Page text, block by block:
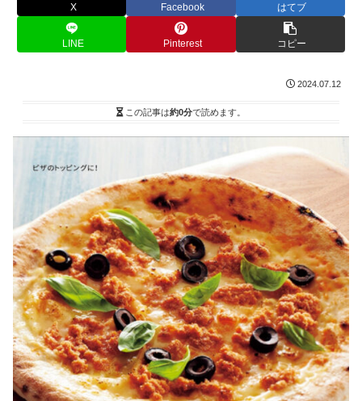
X Facebook はてブ
LINE Pinterest コピー
2024.07.12
この記事は約0分で読めます。